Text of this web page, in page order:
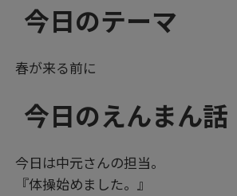
今日のテーマ
春が来る前に
今日のえんまん話
今日は中元さんの担当。
『体操始めました。』